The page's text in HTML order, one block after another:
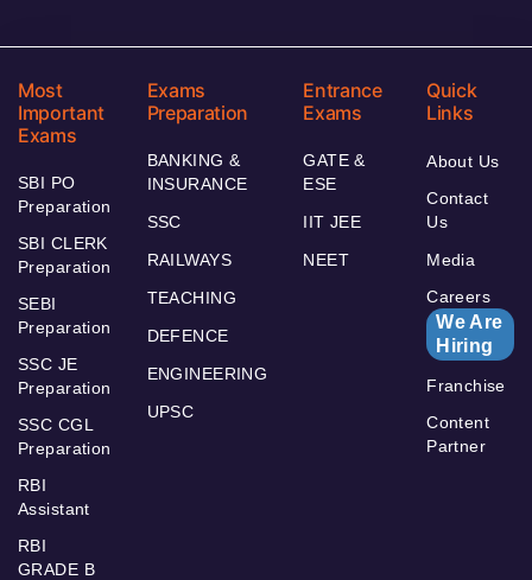
Most
Important
Exams
SBI PO
Preparation
SBI CLERK
Preparation
SEBI
Preparation
SSC JE
Preparation
SSC CGL
Preparation
RBI
Assistant
RBI
GRADE B
Exams
Preparation
BANKING &
INSURANCE
SSC
RAILWAYS
TEACHING
DEFENCE
ENGINEERING
UPSC
Entrance
Exams
GATE &
ESE
IIT JEE
NEET
Quick
Links
About Us
Contact
Us
Media
Careers
We Are
Hiring
Franchise
Content
Partner